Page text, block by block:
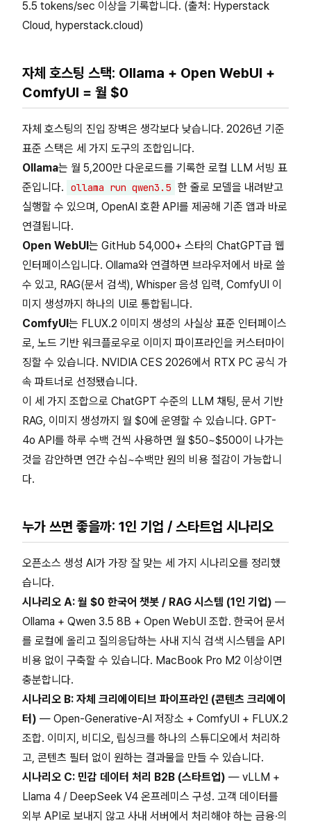
5.5 tokens/sec 이상을 기록합니다. (출처: Hyperstack
Cloud, hyperstack.cloud)
자체 호스팅 스택: Ollama + Open WebUI +
ComfyUI = 월 $0
자체 호스팅의 진입 장벽은 생각보다 낮습니다. 2026년 기준
표준 스택은 세 가지 도구의 조합입니다.
Ollama는 월 5,200만 다운로드를 기록한 로컬 LLM 서빙 표
준입니다.
ollama run qwen3.5 한 줄로 모델을 내려받고
실행할 수 있으며, OpenAI 호환 API를 제공해 기존 앱과 바로
연결됩니다.
Open WebUI 는 GitHub 54,000+ 스타의 ChatGPT급 웹
인터페이스입니다. Ollama와 연결하면 브라우저에서 바로 쓸
수 있고, RAG(문서 검색), Whisper 음성 입력, ComfyUI 이
미지 생성까지 하나의 UI로 통합됩니다.
ComfyUI 는 FLUX.2 이미지 생성의 사실상 표준 인터페이스
로, 노드 기반 워크플로우로 이미지 파이프라인을 커스터마이
징할 수 있습니다. NVIDIA CES 2026에서 RTX PC 공식 가
속 파트너로 선정됐습니다.
이 세 가지 조합으로 ChatGPT 수준의 LLM 채팅, 문서 기반
RAG, 이미지 생성까지 월 $0에 운영할 수 있습니다. GPT-
4o API를 하루 수백 건씩 사용하면 월 $50~$500이 나가는
것을 감안하면 연간 수십~수백만 원의 비용 절감이 가능합니
다.
누가 쓰면 좋을까: 1인 기업 / 스타트업 시나리오
오픈소스 생성 AI가 가장 잘 맞는 세 가지 시나리오를 정리했
습니다.
시나리오 A: 월 $0 한국어 챗봇 / RAG 시스템 (1인 기업) —
Ollama + Qwen 3.5 8B + Open WebUI 조합. 한국어 문서
를 로컬에 올리고 질의응답하는 사내 지식 검색 시스템을 API
비용 없이 구축할 수 있습니다. MacBook Pro M2 이상이면
충분합니다.
시나리오 B: 자체 크리에이티브 파이프라인 (콘텐츠 크리에이
터) — Open-Generative-AI 저장소 + ComfyUI + FLUX.2
조합. 이미지, 비디오, 립싱크를 하나의 스튜디오에서 처리하
고, 콘텐츠 필터 없이 원하는 결과물을 만들 수 있습니다.
시나리오 C: 민감 데이터 처리 B2B (스타트업) — vLLM +
Llama 4 / DeepSeek V4 온프레미스 구성. 고객 데이터를
외부 API로 보내지 않고 사내 서버에서 처리해야 하는 금융·의